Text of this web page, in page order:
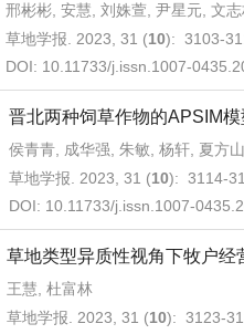
邢彬彬, 安慧, 刘姝萱, 尹星元, 文
草地学报. 2023, 31 (10): 3103-
DOI: 10.11733/j.issn.1007-
晋北两种饲草作物的APSIM
侯青青, 成华强, 朱敏, 杨轩, 夏方山
草地学报. 2023, 31 (10): 3114-
DOI: 10.11733/j.issn.1007-
草地类型异质性视角下牧户经
王慧, 杜富林
草地学报. 2023, 31 (10): 3123-